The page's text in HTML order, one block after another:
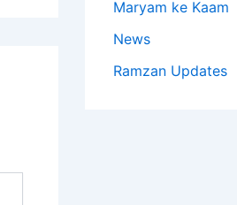
Maryam ke Kaam
News
Ramzan Updates